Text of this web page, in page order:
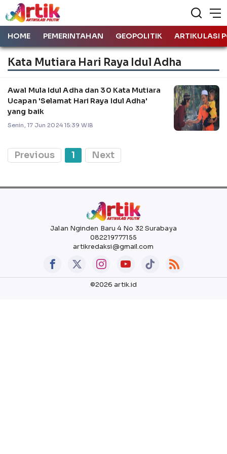
HOME PEMERINTAHAN GEOPOLITIK ARTIKULASI
Kata Mutiara Hari Raya Idul Adha
Awal Mula Idul Adha dan 30 Kata Mutiara
Ucapan 'Selamat Hari Raya Idul Adha'
yang baik
Senin, 17 Jun 2024 15:39 WIB
Previous 1 Next
Jalan Nginden Baru 4 No 32 Surabaya
082219777155
artikredaksi@gmail.com
©2026 artik.id